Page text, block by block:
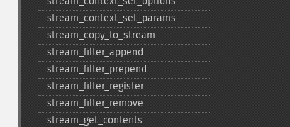
stream_​context_​set_​params
stream_​copy_​to_​stream
stream_​filter_​append
stream_​filter_​prepend
stream_​filter_​register
stream_​filter_​remove
stream_​get_​contents